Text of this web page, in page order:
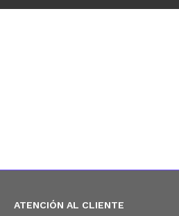
ATENCIÓN AL CLIENTE